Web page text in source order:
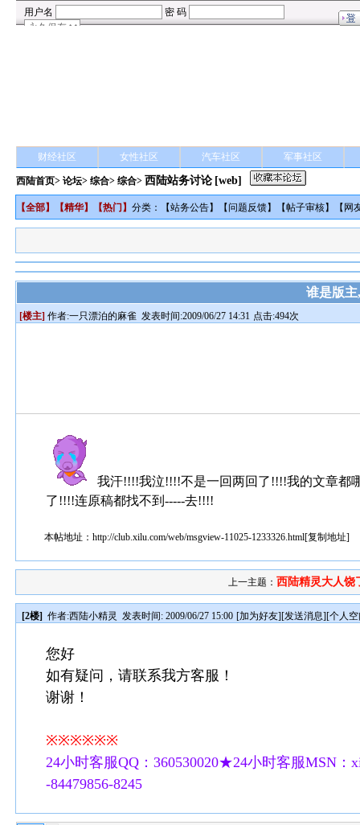
财经社区 女性社区 汽车社区 军事社区
西陆首页>论坛>综合> 综合> 西陆站务讨论 [web]
【全部】【精华】【热门 】分类：【站务公告】【问题反馈】【帖子审核】【 网
谁是版
[楼主] 作者:一只漂泊的麻雀 发表时间:2009/06/27 14:31 点击:494次
我汗!!!!我泣!!!!不是一回两回了!!!!我的文章都
了!!!!连原稿都找不到-----去!!!!
本帖地址：http://club.xilu.com/web/msgview-11025-1233326.html[复制地址]
上一主题： 西陆精灵大人
[2楼] 作者:西陆小精灵 发表时间: 2009/06/27 15:00 [加为好友][发送消息][个人
您好
如有疑问，请联系我方客服！
谢谢！
※※※※※※
24小时客服QQ：360530020★24小时客服MSN
-84479856-8245